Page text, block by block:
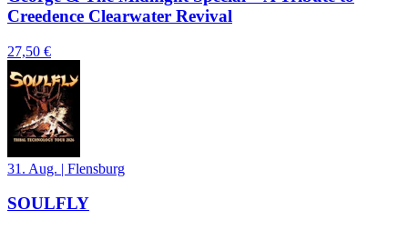
Creedence Clearwater Revival
27,50 €
31. Aug. | Flensburg
SOULFLY